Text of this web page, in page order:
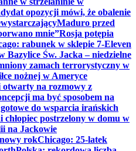
opozycji mówi, że obalenie
Maduro przed
mnie”Rosja potępia
rabunek w sklepie 7-Eleven
Bazylice Św. Jacka – niedzielne
zamach terrorystyczny w
nożnej w Ameryce
otwarty na rozmowy z
ma być sposobem na
do wsparcia irańskich
chłopiec postrzelony w domu w
na Jackowie
rokChicago: 25-latek